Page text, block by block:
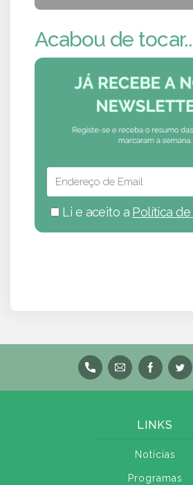
Acabou de
Li e aceito a Política
LINKS
Notícias
Programas